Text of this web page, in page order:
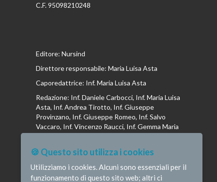
C.F. 95098210248
Editore: Nursind
Direttore responsabile: Maria Luisa Asta
Caporedattrice: Inf. Maria Luisa Asta
Redazione: Inf. Daniele Carbocci, Inf. Maria Luisa
Asta, Inf. Andrea Tirotto, Inf. Giuseppe
Provinzano, Inf. Giuseppe Romeo, Inf. Salvo
Vaccaro, Inf. Vincenzo Raucci, Inf. Gemma Maria
Altavilla, Inf. Stefano Barone , Inf. Donato Cosi,
Inf. Romina Iannuzzi, Inf. Fausta Pileri
🍪 Questo sito utilizza i cookies
Utilizziamo i cookies. Alcuni sono essenziali per il
funzionamento di questo sito web; altri ci